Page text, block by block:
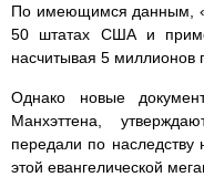
По имеющимся данным,
50 штатах США и
насчитывая 5 миллионов
Однако новые
Манхэттена,
передали по наследству
этой евангелической